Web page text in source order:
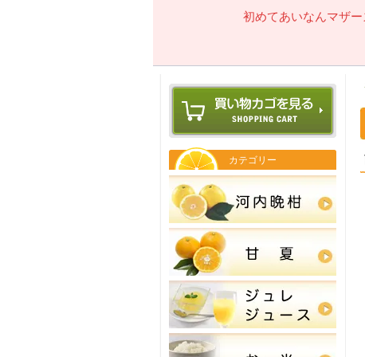
初めてあいなんマザ
カテゴリー